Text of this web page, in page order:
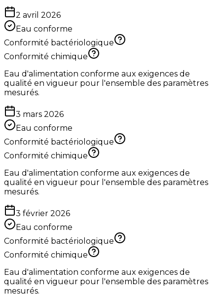
2 avril 2026
Eau conforme
Conformité bactériologique
Conformité chimique
Eau d'alimentation conforme aux exigences de
qualité en vigueur pour l'ensemble des paramètres
mesurés.
3 mars 2026
Eau conforme
Conformité bactériologique
Conformité chimique
Eau d'alimentation conforme aux exigences de
qualité en vigueur pour l'ensemble des paramètres
mesurés.
3 février 2026
Eau conforme
Conformité bactériologique
Conformité chimique
Eau d'alimentation conforme aux exigences de
qualité en vigueur pour l'ensemble des paramètres
mesurés.